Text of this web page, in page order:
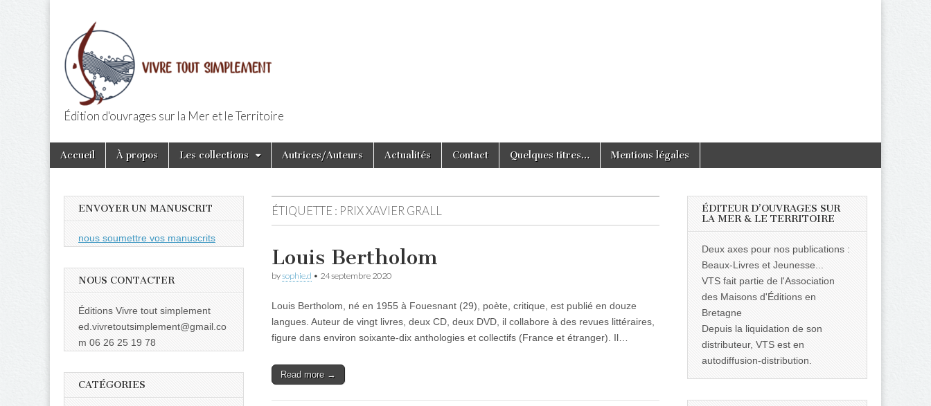
Editions Vivre Tout Simplement
Édition d'ouvrages sur la Mer et le Territoire
Main
menu
Skip
Accueil À propos Les collections Autrices/Auteurs Actualités Contact Quelques titres… Mentions légales
ÉTIQUETTE : PRIX XAVIER GRALL
Louis Bertholom
bysophie.d • 24 septembre 2020
Louis Bertholom, né en 1955 à Fouesnant (29), poète, critique, est publié en douze
langues. Auteur de vingt livres, deux CD, deux DVD, il collabore à des revues littéraires,
figure dans environ soixante-dix anthologies et collectifs (France et étranger). Il…
Read more →
ENVOYER UN MANUSCRIT
nous soumettre vos manuscrits
NOUS CONTACTER
Éditions Vivre tout simplement
ed.vivretoutsimplement@gmail.co
m 06 26 25 19 78
CATÉGORIES
ÉDITEUR D’OUVRAGES SUR
LA MER & LE TERRITOIRE
Deux axes pour nos publications :
Beaux-Livres et Jeunesse...
VTS fait partie de l'Association
des Maisons d'Éditions en
Bretagne
Depuis la liquidation de son
distributeur, VTS est en
autodiffusion-distribution.